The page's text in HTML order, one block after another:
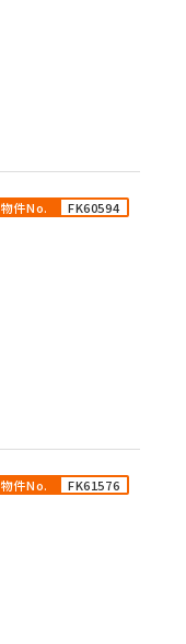
物件No. FK60594
物件No. FK61576